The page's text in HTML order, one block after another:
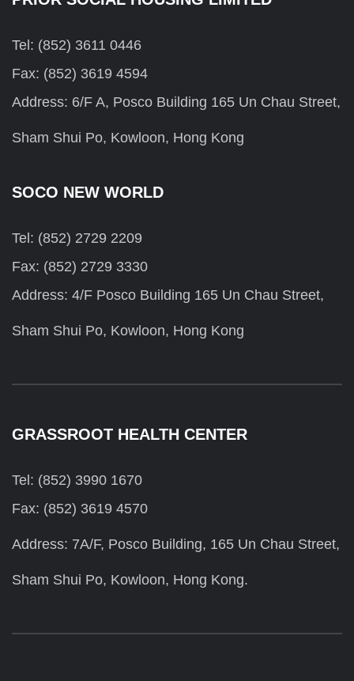
Tel: (852) 3611 0446
Fax: (852) 3619 4594
Address: 6/F A, Posco Building 165 Un Chau Street,
Sham Shui Po, Kowloon, Hong Kong
SOCO NEW WORLD
Tel: (852) 2729 2209
Fax: (852) 2729 3330
Address: 4/F Posco Building 165 Un Chau Street,
Sham Shui Po, Kowloon, Hong Kong
GRASSROOT HEALTH CENTER
Tel: (852) 3990 1670
Fax: (852) 3619 4570
Address: 7A/F, Posco Building, 165 Un Chau Street,
Sham Shui Po, Kowloon, Hong Kong.